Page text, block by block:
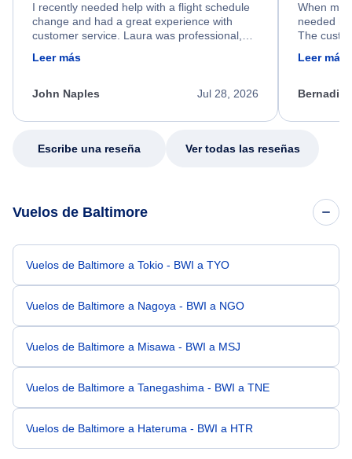
I recently needed help with a flight schedule
change and had a great experience with
customer service. Laura was professional,
friendly, and very helpful throughout the
process. She quickly found a solution and
appreciate her excellent service.
Leer más
Jul 28, 2026
John Naples
When my
needed
The
calm,
my issue.
Leer más
Escribe una reseña Ver todas las reseñas
Vuelos de Baltimore
Vuelos de Baltimore a Tokio - BWI a TYO
Vuelos de Baltimore a Nagoya - BWI a NGO
Vuelos de Baltimore a Misawa - BWI a MSJ
Vuelos de Baltimore a Tanegashima - BWI a TNE
Vuelos de Baltimore a Hateruma - BWI a HTR